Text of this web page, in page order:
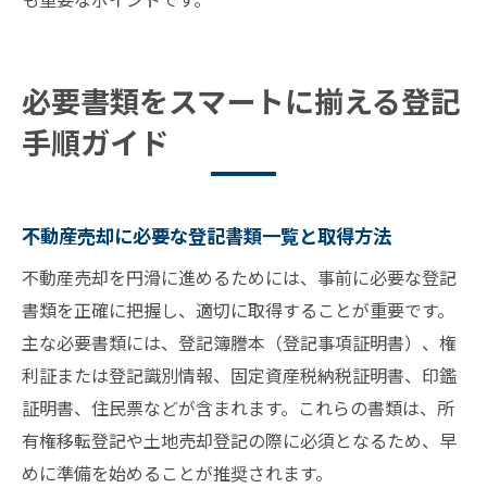
必要書類をスマートに揃える登記
手順ガイド
不動産売却に必要な登記書類一覧と取得方法
不動産売却を円滑に進めるためには、事前に必要な登記
書類を正確に把握し、適切に取得することが重要です。
主な必要書類には、登記簿謄本（登記事項証明書）、権
利証または登記識別情報、固定資産税納税証明書、印鑑
証明書、住民票などが含まれます。これらの書類は、所
有権移転登記や土地売却登記の際に必須となるため、早
めに準備を始めることが推奨されます。